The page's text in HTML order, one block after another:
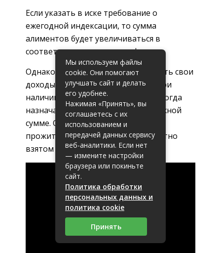
Если указать в иске требование о
ежегодной индексации, то сумма
алиментов будет увеличиваться в
соответствии с уровнем инфляции.
Однако чаще отцы стараются скрыть свои
доходы. Это особенно актуально при
наличии неофициальной работы. Тогда
назначают оплату в твердой денежной
сумме. Она эквивалентна уровню
прожиточного минимума в конкретно
взятом регионе.
Мы используем файлы
cookie. Они помогают
улучшать сайт и делать
его удобнее.
Нажимая «Принять», вы
соглашаетесь с их
использованием и
передачей данных сервису
веб-аналитики. Если нет
— измените настройки
браузера или покиньте
сайт.
Политика обработки
персональных данных и
политика cookie
Принять